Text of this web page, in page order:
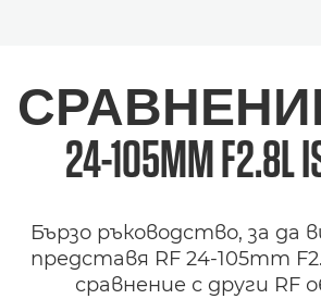
24-105MM F2.8L
Бързо ръководство, за да
представя RF 24-105mm
сравнение с други RF